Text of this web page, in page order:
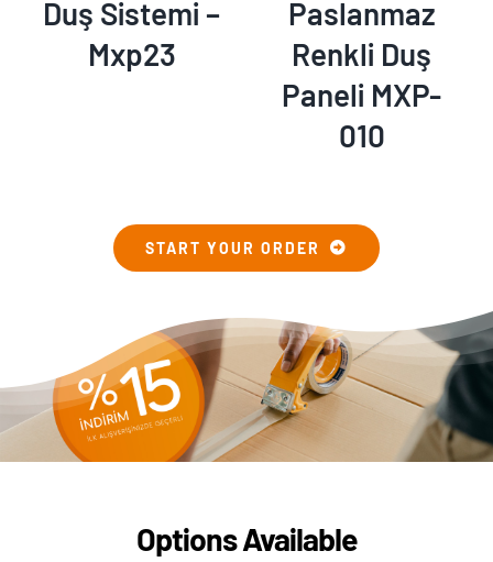
Duş Sistemi –
Mxp23
Paslanmaz
Renkli Duş
Paneli MXP-
010
START YOUR ORDER
Options Available